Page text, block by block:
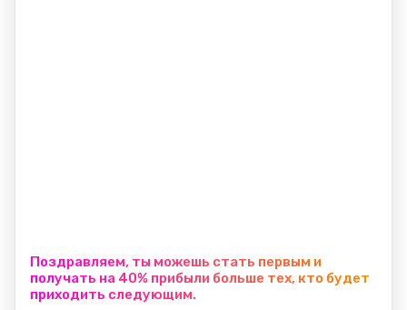
Поздравляем, ты можешь стать первым и
получать на 40% прибыли больше тех, кто будет
приходить следующим.